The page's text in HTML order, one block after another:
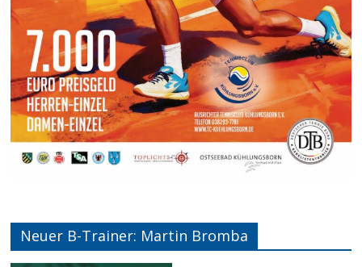
Neuer B-Trainer: Martin Bromba